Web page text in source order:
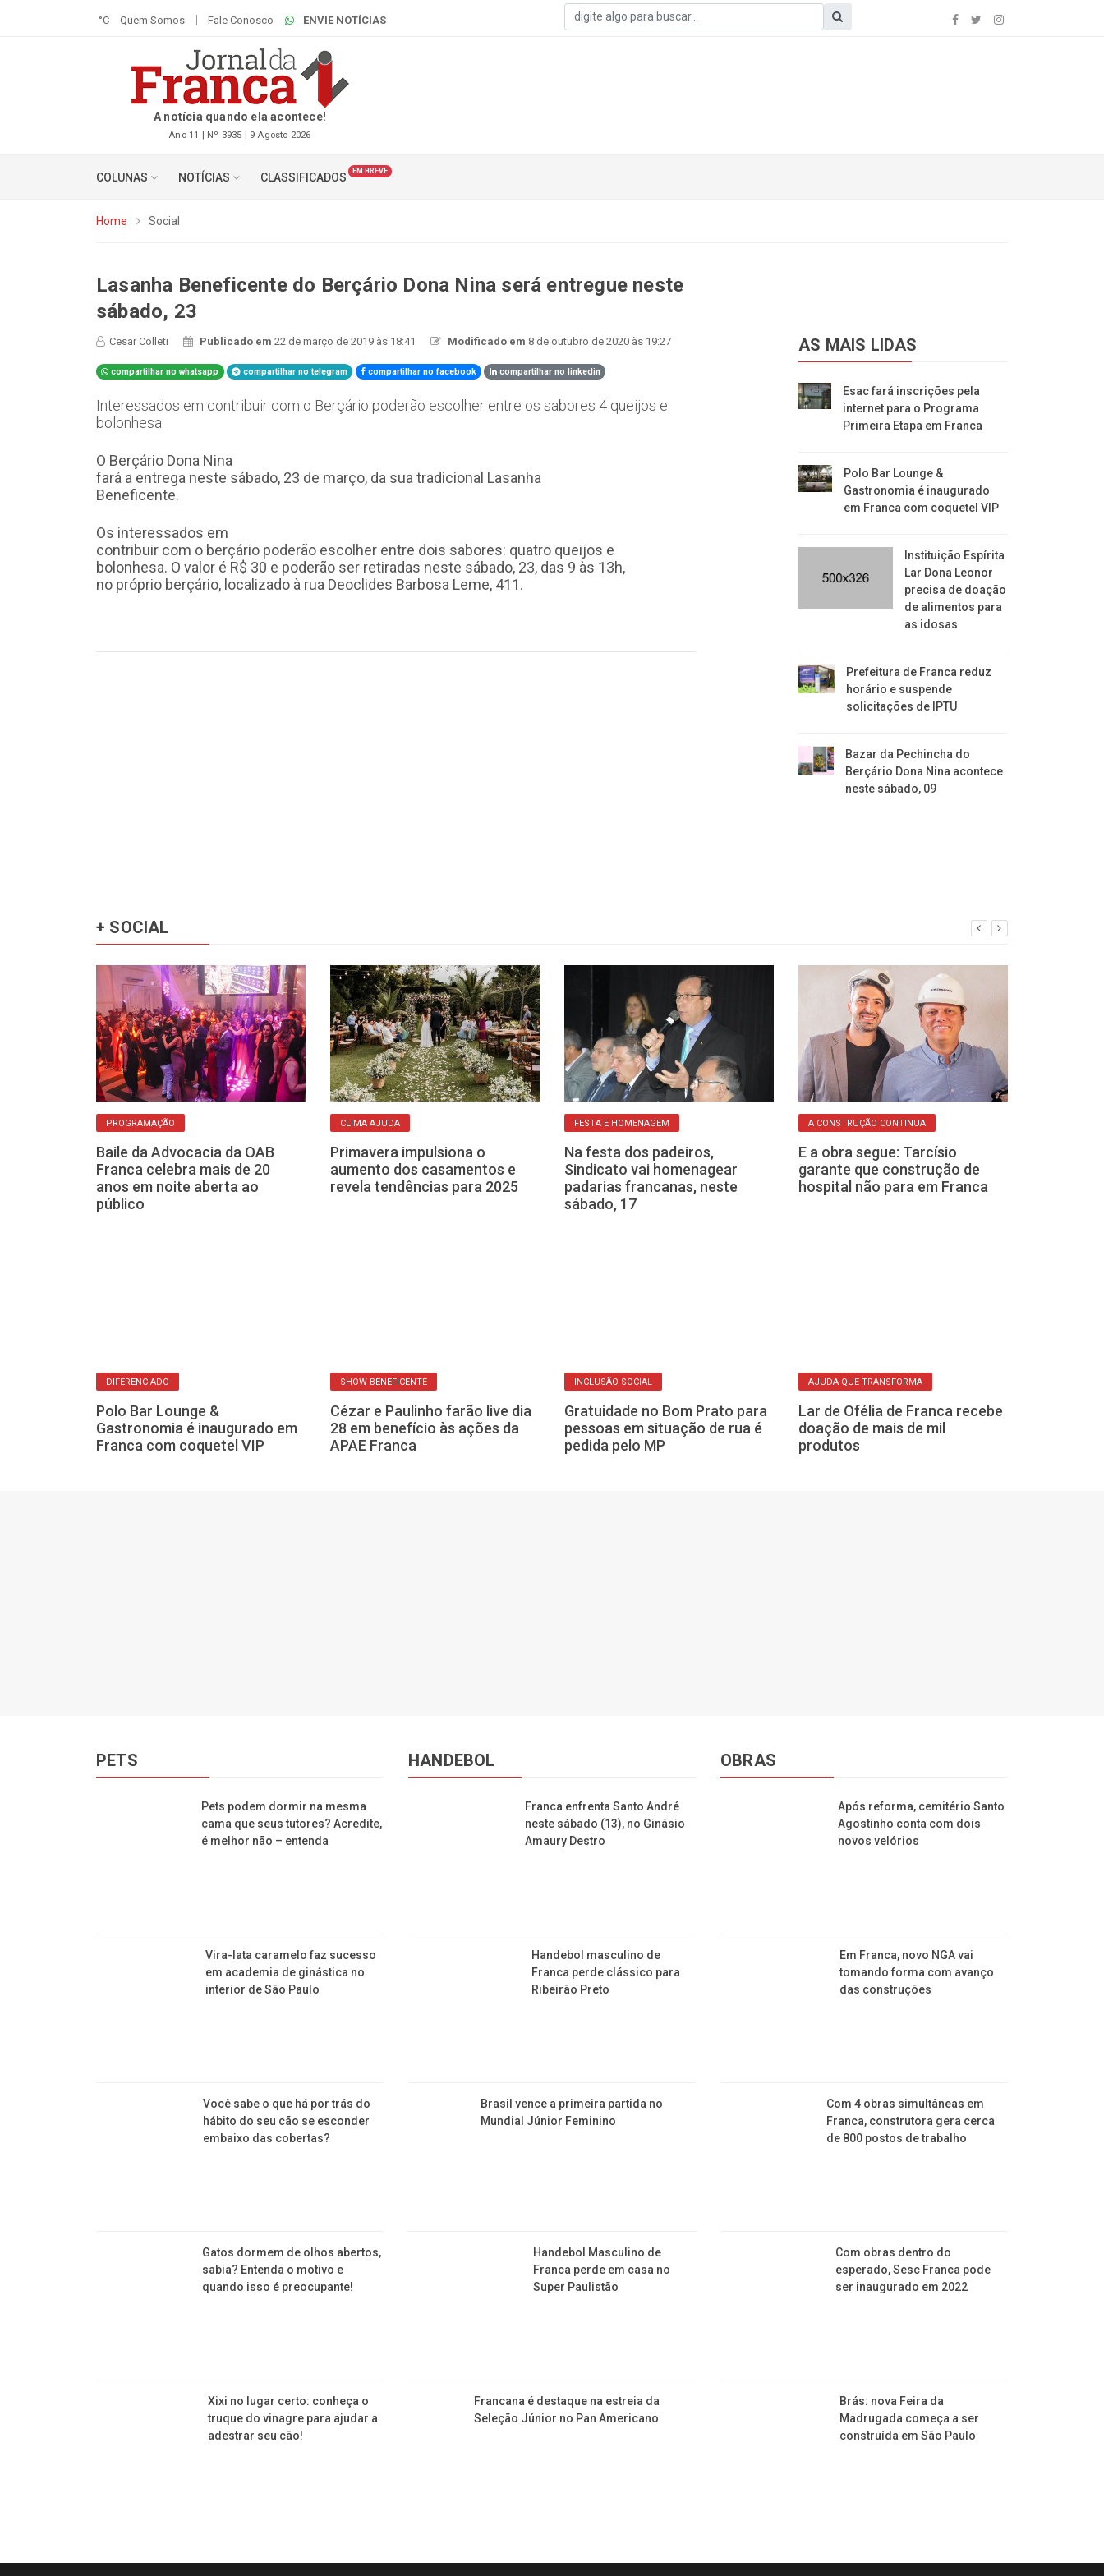
°C Quem Somos Fale Conosco ENVIE NOTÍCIAS
A notícia quando ela acontece!
Ano 11 | Nº 3935 | 9 Agosto 2026
COLUNAS NOTÍCIAS CLASSIFICADOS EM BREVE
Home Social
Lasanha Beneficente do Berçário Dona Nina será entregue neste
sábado, 23
Cesar Colleti Publicado em22 de março de 2019 às 18:41 Modificado em 8 de outubro de 2020 às 19:27
compartilhar no whatsapp compartilhar no telegram compartilhar no facebook compartilhar no linkedin
Interessados em contribuir com o Berçário poderão escolher entre os sabores 4 queijos e
bolonhesa
O Berçário Dona Nina
fará a entrega neste sábado, 23 de março, da sua tradicional Lasanha
Beneficente.
Os interessados em
contribuir com o berçário poderão escolher entre dois sabores: quatro queijos e
bolonhesa. O valor é R$ 30 e poderão ser retiradas neste sábado, 23, das 9 às 13h,
no próprio berçário, localizado à rua Deoclides Barbosa Leme, 411.
AS MAIS LIDAS
Esac fará inscrições pela
internet para o Programa
Primeira Etapa em Franca
Polo Bar Lounge &
Gastronomia é inaugurado
em Franca com coquetel VIP
Instituição Espírita
Lar Dona Leonor
precisa de doação
de alimentos para
as idosas
​Prefeitura de Franca reduz
horário e suspende
solicitações de IPTU
Bazar da Pechincha do
Berçário Dona Nina acontece
neste sábado, 09
+ SOCIAL
PROGRAMAÇÃO
Baile da Advocacia da OAB
Franca celebra mais de 20
anos em noite aberta ao
público
CLIMA AJUDA
Primavera impulsiona o
aumento dos casamentos e
revela tendências para 2025
FESTA E HOMENAGEM
Na festa dos padeiros,
Sindicato vai homenagear
padarias francanas, neste
sábado, 17
A CONSTRUÇÃO CONTINUA
E a obra segue: Tarcísio
garante que construção de
hospital não para em Franca
DIFERENCIADO
Polo Bar Lounge &
Gastronomia é inaugurado em
Franca com coquetel VIP
SHOW BENEFICENTE
Cézar e Paulinho farão live dia
28 em benefício às ações da
APAE Franca
INCLUSÃO SOCIAL
Gratuidade no Bom Prato para
pessoas em situação de rua é
pedida pelo MP
AJUDA QUE TRANSFORMA
​Lar de Ofélia de Franca recebe
doação de mais de mil
produtos
PETS
Pets podem dormir na mesma
cama que seus tutores? Acredite,
é melhor não – entenda
Vira-lata caramelo faz sucesso
em academia de ginástica no
interior de São Paulo
Você sabe o que há por trás do
hábito do seu cão se esconder
embaixo das cobertas?
Gatos dormem de olhos abertos,
sabia? Entenda o motivo e
quando isso é preocupante!
Xixi no lugar certo: conheça o
truque do vinagre para ajudar a
adestrar seu cão!
HANDEBOL
Franca enfrenta Santo André
neste sábado (13), no Ginásio
Amaury Destro
Handebol masculino de
Franca perde clássico para
Ribeirão Preto
Brasil vence a primeira partida no
Mundial Júnior Feminino
Handebol Masculino de
Franca perde em casa no
Super Paulistão
Francana é destaque na estreia da
Seleção Júnior no Pan Americano
OBRAS
Após reforma, cemitério Santo
Agostinho conta com dois
novos velórios
Em Franca, novo NGA vai
tomando forma com avanço
das construções
Com 4 obras simultâneas em
Franca, construtora gera cerca
de 800 postos de trabalho
Com obras dentro do
esperado, Sesc Franca pode
ser inaugurado em 2022
Brás: nova Feira da
Madrugada começa a ser
construída em São Paulo